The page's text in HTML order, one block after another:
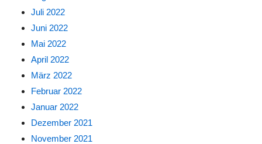
Juli 2022
Juni 2022
Mai 2022
April 2022
März 2022
Februar 2022
Januar 2022
Dezember 2021
November 2021